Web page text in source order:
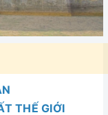
THẾ GIỚI